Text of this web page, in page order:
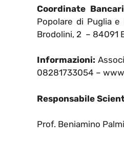
Coordinate
Popolare di Puglia
Brodolini, 2 – 84091
Informazioni:
08281733054 –
Responsabile
Prof. Beniamino